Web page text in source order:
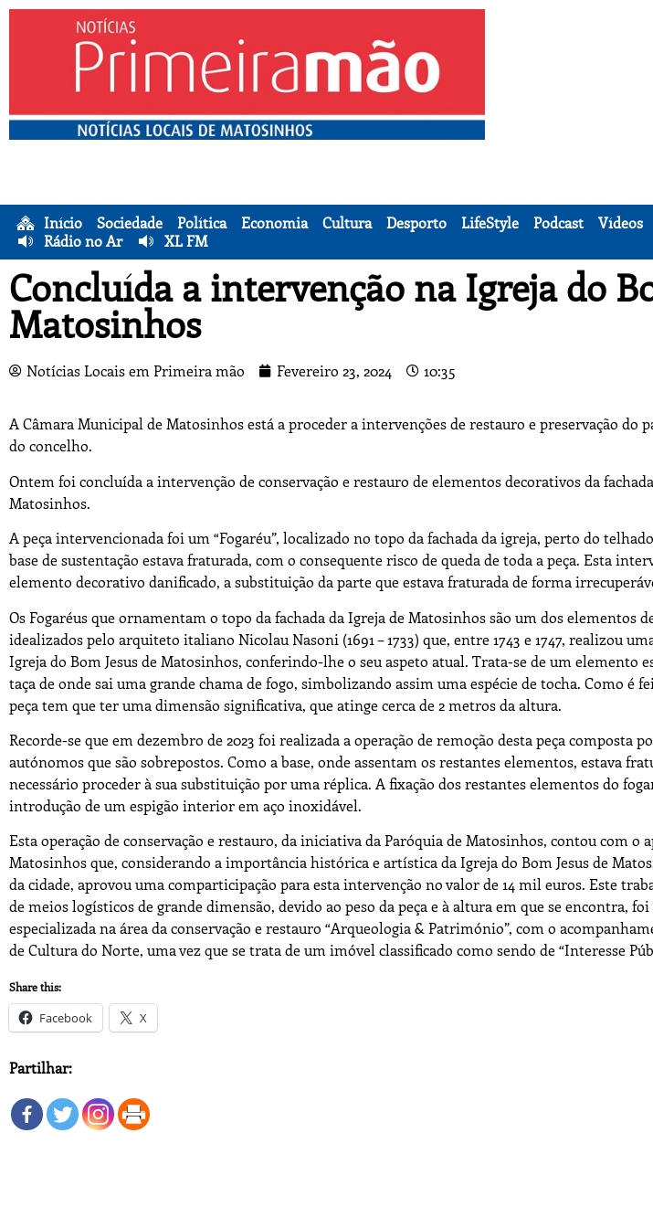
Início Sociedade Política Economia Cultura Desporto LifeStyle Podcast Vídeos
Rádio no Ar
XL FM
Concluída a intervenção na Igreja do
Matosinhos
Notícias Locais em Primeira mão Fevereiro 23, 2024 10:35
A Câmara Municipal de Matosinhos está a proceder a intervenções de restauro e preservação
do concelho.
Ontem foi concluída a intervenção de conservação e restauro de elementos decorativos da
Matosinhos.
A peça intervencionada foi um “Fogaréu”, localizado no topo da fachada da igreja, perto do
base de sustentação estava fraturada, com o consequente risco de queda de toda a peça. Esta
elemento decorativo danificado, a substituição da parte que estava fraturada de forma
Os Fogaréus que ornamentam o topo da fachada da Igreja de Matosinhos são um dos elementos
idealizados pelo arquiteto italiano Nicolau Nasoni (1691 – 1733) que, entre 1743 e 1747, realizou
Igreja do Bom Jesus de Matosinhos, conferindo-lhe o seu aspeto atual. Trata-se de um elemento
taça de onde sai uma grande chama de fogo, simbolizando assim uma espécie de tocha. Como é
peça tem que ter uma dimensão significativa, que atinge cerca de 2 metros da altura.
Recorde-se que em dezembro de 2023 foi realizada a operação de remoção desta peça composta
autónomos que são sobrepostos. Como a base, onde assentam os restantes elementos, estava
necessário proceder à sua substituição por uma réplica. A fixação dos restantes elementos do
introdução de um espigão interior em aço inoxidável.
Esta operação de conservação e restauro, da iniciativa da Paróquia de Matosinhos, contou com o
Matosinhos que, considerando a importância histórica e artística da Igreja do Bom Jesus de
da cidade, aprovou uma comparticipação para esta intervenção no valor de 14 mil euros. Este
de meios logísticos de grande dimensão, devido ao peso da peça e à altura em que se encontra,
especializada na área da conservação e restauro “Arqueologia & Património”, com o
de Cultura do Norte, uma vez que se trata de um imóvel classificado como sendo de “Interesse
Share this:
Facebook X
Partilhar: